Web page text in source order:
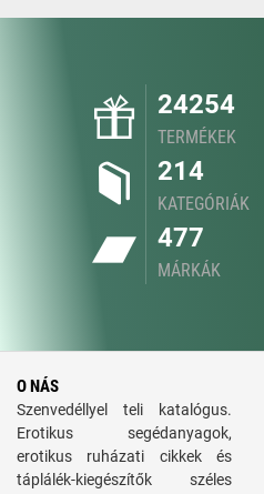
24254
TERMÉKEK
214
KATEGÓRIÁK
477
MÁRKÁK
O NÁS
Szenvedéllyel teli katalógus.
Erotikus segédanyagok,
erotikus ruházati cikkek és
táplálék-kiegészítők széles